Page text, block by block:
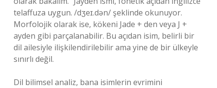
telaffuza uygun. /dʒeɪ.dən/ şeklinde okunuyor.
Morfolojik olarak ise, kökeni Jade + den veya J +
ayden gibi parçalanabilir. Bu açıdan isim, belirli bir
dil ailesiyle ilişkilendirilebilir ama yine de bir ülkeyle
sınırlı değil.
Dil bilimsel analiz, bana isimlerin evrimini